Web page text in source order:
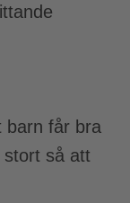
barn får bra
stort så att